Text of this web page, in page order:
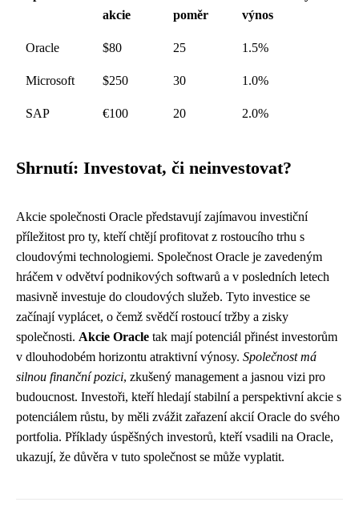
akcie
poměr
výnos
Oracle $80 25 1.5%
Microsoft $250 30 1.0%
SAP €100 20 2.0%
Shrnutí: Investovat, či neinvestovat?
Akcie společnosti Oracle představují zajímavou investiční
příležitost pro ty, kteří chtějí profitovat z rostoucího trhu s
cloudovými technologiemi. Společnost Oracle je zavedeným
hráčem v odvětví podnikových softwarů a v posledních letech
masivně investuje do cloudových služeb. Tyto investice se
začínají vyplácet, o čemž svědčí rostoucí tržby a zisky
společnosti. Akcie Oracle tak mají potenciál přinést investorům
v dlouhodobém horizontu atraktivní výnosy. Společnost má
silnou finanční pozici, zkušený management a jasnou vizi pro
budoucnost. Investoři, kteří hledají stabilní a perspektivní akcie s
potenciálem růstu, by měli zvážit zařazení akcií Oracle do svého
portfolia. Příklady úspěšných investorů, kteří vsadili na Oracle,
ukazují, že důvěra v tuto společnost se může vyplatit.